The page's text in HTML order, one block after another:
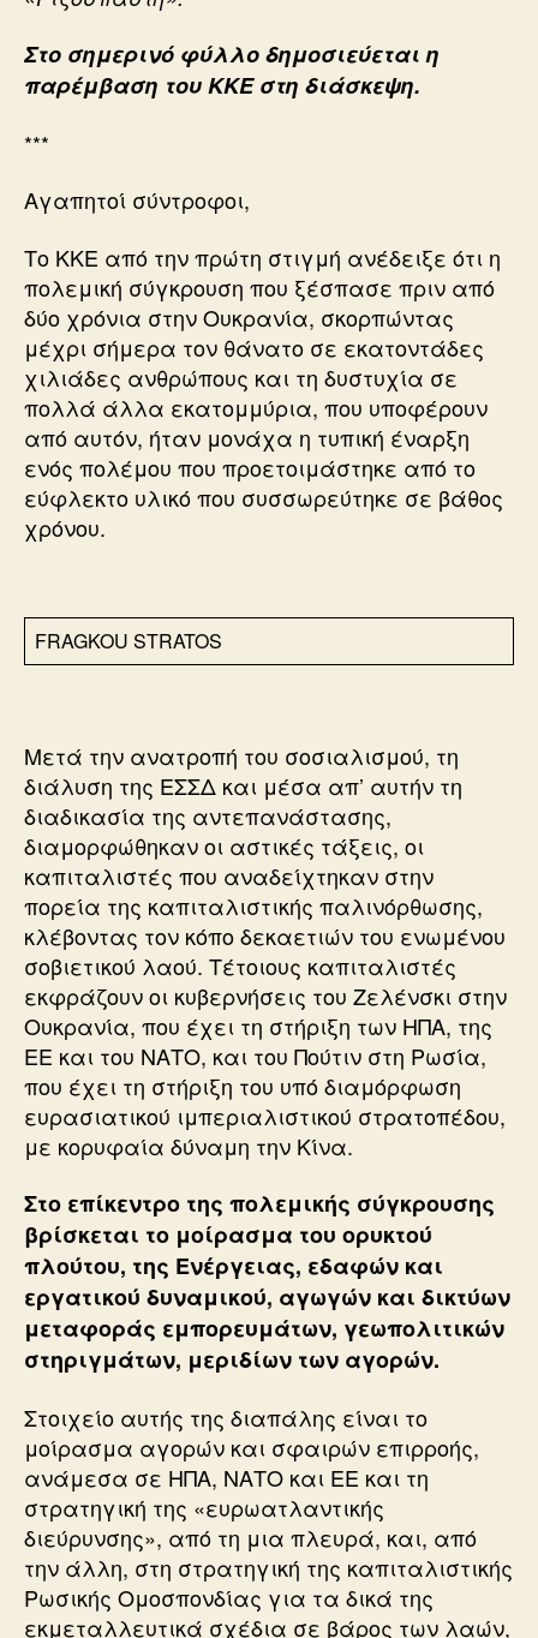
Στο σημερινό φύλλο δημοσιεύεται η
παρέμβαση του ΚΚΕ στη διάσκεψη.
***
Αγαπητοί σύντροφοι,
Το ΚΚΕ από την πρώτη στιγμή ανέδειξε ότι η
πολεμική σύγκρουση που ξέσπασε πριν από
δύο χρόνια στην Ουκρανία, σκορπώντας
μέχρι σήμερα τον θάνατο σε εκατοντάδες
χιλιάδες ανθρώπους και τη δυστυχία σε
πολλά άλλα εκατομμύρια, που υποφέρουν
από αυτόν, ήταν μονάχα η τυπική έναρξη
ενός πολέμου που προετοιμάστηκε από το
εύφλεκτο υλικό που συσσωρεύτηκε σε βάθος
χρόνου.
FRAGKOU STRATOS
Μετά την ανατροπή του σοσιαλισμού, τη
διάλυση της ΕΣΣΔ και μέσα απ’ αυτήν τη
διαδικασία της αντεπανάστασης,
διαμορφώθηκαν οι αστικές τάξεις, οι
καπιταλιστές που αναδείχτηκαν στην
πορεία της καπιταλιστικής παλινόρθωσης,
κλέβοντας τον κόπο δεκαετιών του ενωμένου
σοβιετικού λαού. Τέτοιους καπιταλιστές
εκφράζουν οι κυβερνήσεις του Ζελένσκι στην
Ουκρανία, που έχει τη στήριξη των ΗΠΑ, της
ΕΕ και του ΝΑΤΟ, και του Πούτιν στη Ρωσία,
που έχει τη στήριξη του υπό διαμόρφωση
ευρασιατικoύ ιμπεριαλιστικού στρατοπέδου,
με κορυφαία δύναμη την Κίνα.
Στο επίκεντρο της πολεμικής σύγκρουσης
βρίσκεται το μοίρασμα του ορυκτού
πλούτου, της Ενέργειας, εδαφών και
εργατικού δυναμικού, αγωγών και δικτύων
μεταφοράς εμπορευμάτων, γεωπολιτικών
στηριγμάτων, μεριδίων των αγορών.
Στοιχείο αυτής της διαπάλης είναι το
μοίρασμα αγορών και σφαιρών επιρροής,
ανάμεσα σε ΗΠΑ, ΝΑΤΟ και ΕΕ και τη
στρατηγική της «ευρωατλαντικής
διεύρυνσης», από τη μια πλευρά, και, από
την άλλη, στη στρατηγική της καπιταλιστικής
Ρωσικής Ομοσπονδίας για τα δικά της
εκμεταλλευτικά σχέδια σε βάρος των λαών,